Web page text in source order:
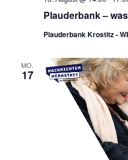
Plauderbank –
Plauderbank Krostitz -
MO.
17